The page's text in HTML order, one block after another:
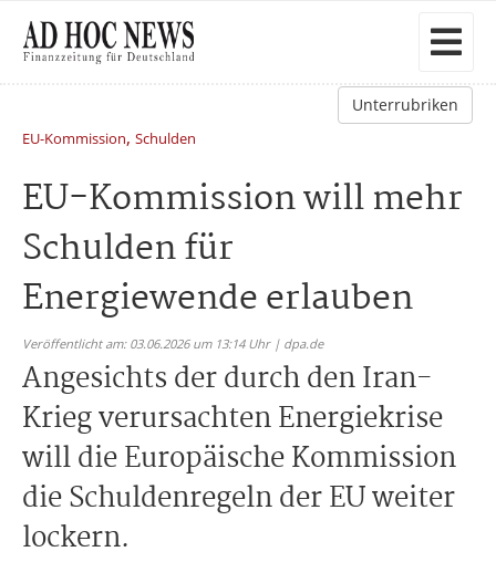
Unterrubriken
EU-Kommission, Schulden
EU-Kommission will mehr
Schulden für
Energiewende erlauben
Veröffentlicht am: 03.06.2026 um 13:14 Uhr | dpa.de
Angesichts der durch den Iran-
Krieg verursachten Energiekrise
will die Europäische Kommission
die Schuldenregeln der EU weiter
lockern.